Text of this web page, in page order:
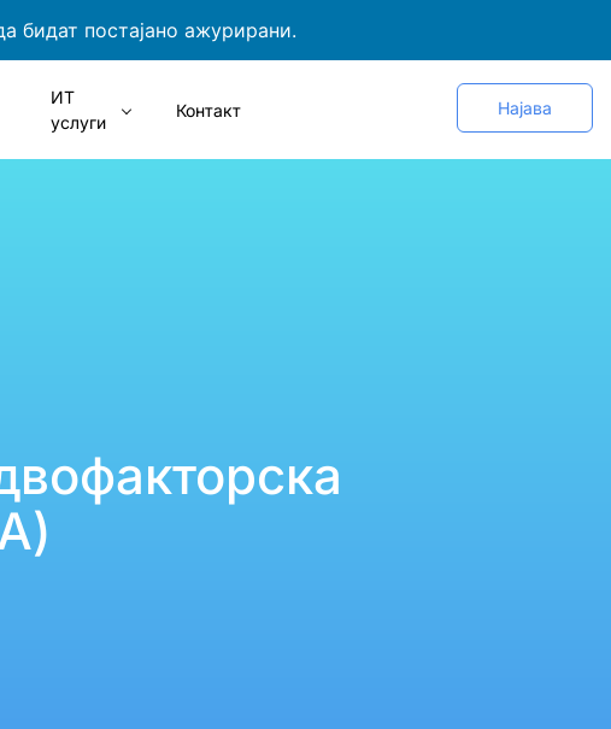
бидат постајано ажурирани.
ИТ
услуги
Контакт Најава